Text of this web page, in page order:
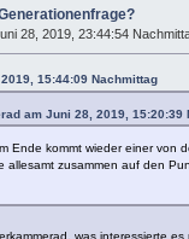
28, 2019, 23:44:54
15:44:09 Nachmittag
am Juni 28, 2019, 15:20:39
Ende kommt wieder einer von
allesamt zusammen auf den
was interessierte